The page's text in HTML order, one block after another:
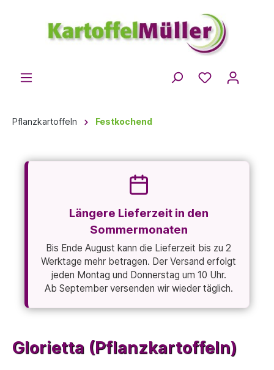
Pflanzkartoffeln Festkochend
Längere Lieferzeit in den
Sommermonaten
Bis Ende August kann die Lieferzeit bis zu 2
Werktage mehr betragen. Der Versand erfolgt
jeden Montag und Donnerstag um 10 Uhr.
Ab September versenden wir wieder täglich.
Glorietta (Pflanzkartoffeln)